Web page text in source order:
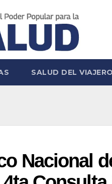
SALUD DEL VIAJERO
Nacional